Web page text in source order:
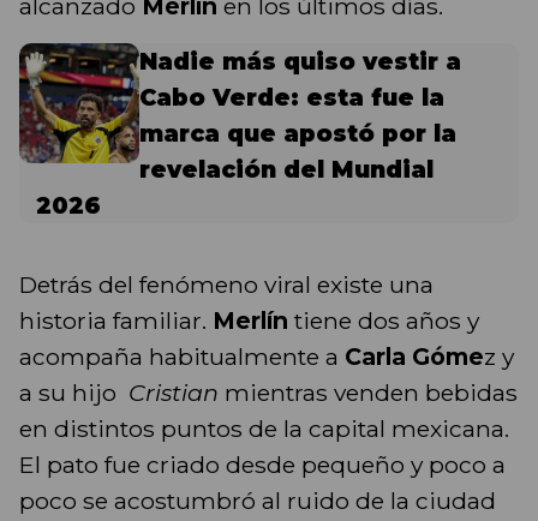
alcanzado Merlín en los últimos días.
Nadie más quiso vestir a
Cabo Verde: esta fue la
marca que apostó por la
revelación del Mundial
2026
Detrás del fenómeno viral existe una
historia familiar. Merlín tiene dos años y
acompaña habitualmente a Carla Gómez y
a su hijo Cristian mientras venden bebidas
en distintos puntos de la capital mexicana.
El pato fue criado desde pequeño y poco a
poco se acostumbró al ruido de la ciudad